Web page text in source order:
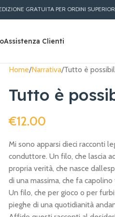
PER ORDINI SUPERIORI A €30 |
Assistenza Clienti
Home Narrativa Tutto è
Tutto è
€12.00
Mi sono apparsi dieci racconti
conduttore. Un filo, che lascia
propria verità, che nasce
di una massima, che fa capolino
Un filo, che per gioco o per
pieghe di una quotidianità